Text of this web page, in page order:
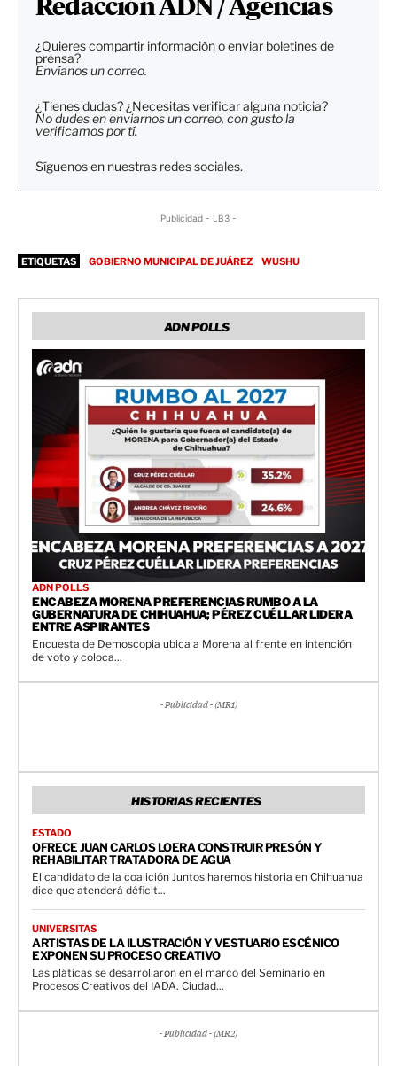
Redacción ADN / Agencias
¿Quieres compartir información o enviar boletines de
prensa?
Envíanos un correo.
¿Tienes dudas? ¿Necesitas verificar alguna noticia?
No dudes en enviarnos un correo, con gusto la
verificamos por tí.
Síguenos en nuestras redes sociales.
Publicidad - LB3 -
ETIQUETAS GOBIERNO MUNICIPAL DE JUÁREZ WUSHU
ADN POLLS
ADN POLLS
ENCABEZA MORENA PREFERENCIAS RUMBO A LA
GUBERNATURA DE CHIHUAHUA; PÉREZ CUÉLLAR LIDERA
ENTRE ASPIRANTES
Encuesta de Demoscopia ubica a Morena al frente en intención
de voto y coloca...
- Publicidad - (MR1)
HISTORIAS RECIENTES
ESTADO
OFRECE JUAN CARLOS LOERA CONSTRUIR PRESÓN Y
REHABILITAR TRATADORA DE AGUA
El candidato de la coalición Juntos haremos historia en Chihuahua
dice que atenderá déficit...
UNIVERSITAS
ARTISTAS DE LA ILUSTRACIÓN Y VESTUARIO ESCÉNICO
EXPONEN SU PROCESO CREATIVO
Las pláticas se desarrollaron en el marco del Seminario en
Procesos Creativos del IADA. Ciudad...
- Publicidad - (MR2)